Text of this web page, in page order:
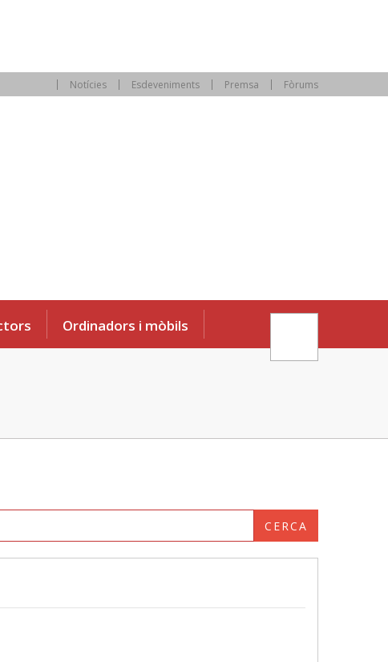
Notícies Esdeveniments Premsa Fòrums
Ordinadors i mòbils
CERCA